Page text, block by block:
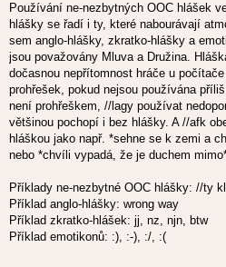
Používání ne-nezbytných OOC hlášek
hlášky se řadí i ty, které nabourávají
sem anglo-hlášky, zkratko-hlášky a
jsou považovány Mluva a Družina.
dočasnou nepřítomnost hráče u
prohřešek, pokud nejsou používána
není prohřeškem, //lagy používat
většinou pochopí i bez hlášky. A //afk
hláškou jako např. *sehne se k zemi a
nebo *chvíli vypadá, že je duchem
Příklady ne-nezbytné OOC hlášky: //ty
Příklad anglo-hlášky: wrong way
Příklad zkratko-hlášek: jj, nz, njn, btw
Příklad emotikonů: :), :-), :/, :(